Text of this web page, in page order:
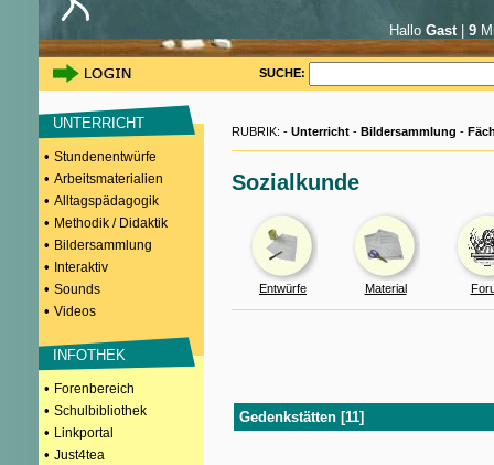
Hallo Gast| 9
SUCHE:
UNTERRICHT
• Stundenentwürfe
• Arbeitsmaterialien
• Alltagspädagogik
• Methodik / Didaktik
• Bildersammlung
• Interaktiv
• Sounds
• Videos
INFOTHEK
• Forenbereich
• Schulbibliothek
• Linkportal
• Just4tea
RUBRIK: - Unterricht - Bildersammlung -
Sozialkunde
Entwürfe Material
Gedenkstätten [11]